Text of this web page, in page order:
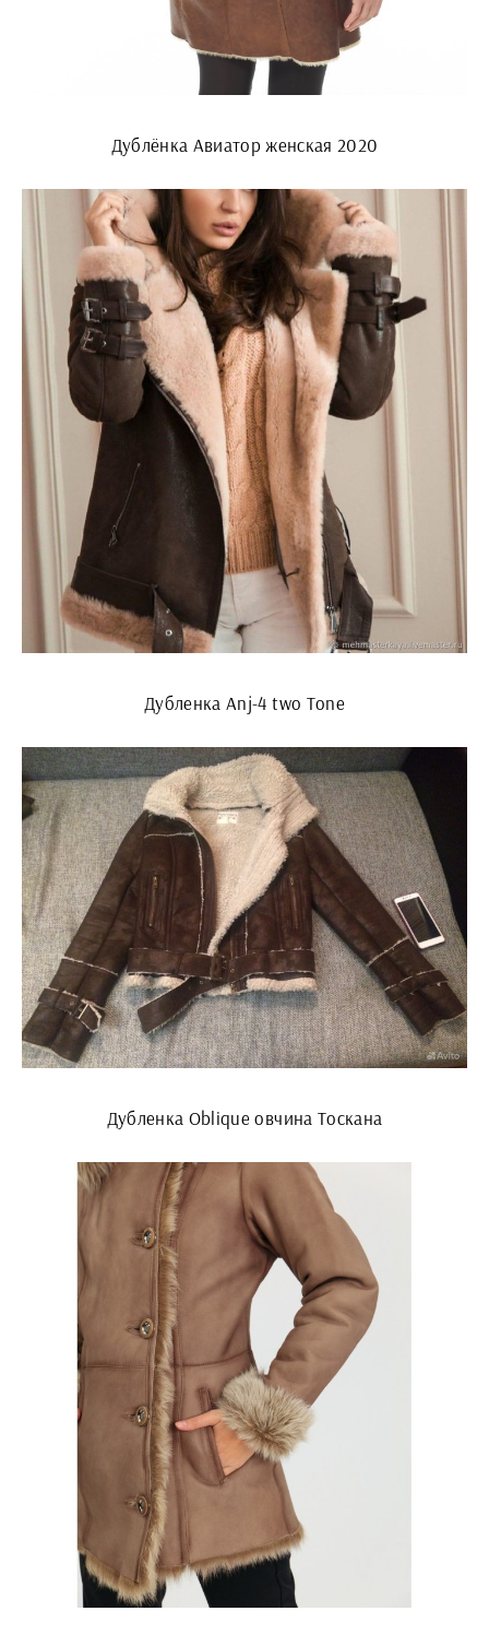
Дублёнка Авиатор женская 2020
Дубленка Anj-4 two Tone
Дубленка Oblique овчина Тоскана